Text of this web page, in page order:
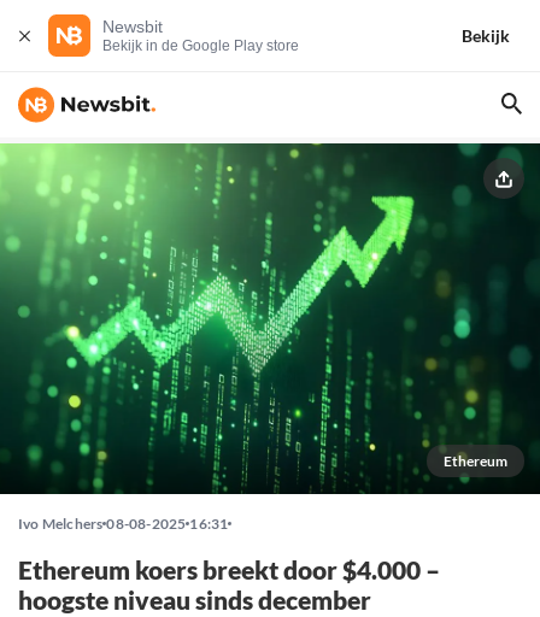
Newsbit
Bekijk in de Google Play store
Bekijk
Ethereum
Ivo Melchers 08-08-2025 16:31
Ethereum koers breekt door $4.000 –
hoogste niveau sinds december